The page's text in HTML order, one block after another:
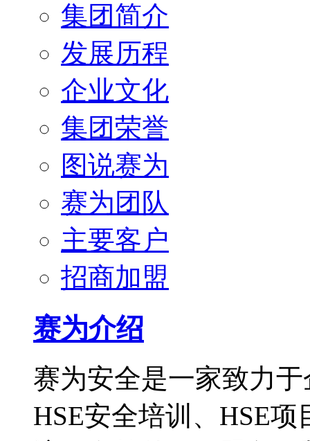
集团简介
发展历程
企业文化
集团荣誉
图说赛为
赛为团队
主要客户
招商加盟
赛为介绍
赛为安全是一家致力
HSE安全培训、HSE